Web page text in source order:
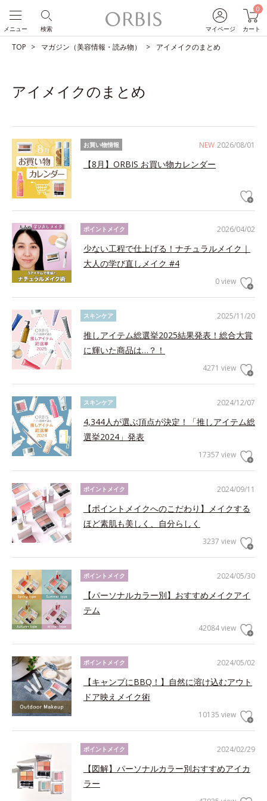
マイページ
0
カート
検索
メニュー
TOP マガジン（美容情報・読み物） アイメイクのまとめ
アイメイクのまとめ
NEW 2026/08/01
お買い物情報
【8月】ORBIS お買い物カレンダー
2026/04/02
ポイントメイク
少ない工程で仕上げる！ナチュラルメイク｜
大人の学び直しメイク #4
0 view
2025/11/20
スキンケア
推しアイテム総選挙2025結果発表！総合大賞
に輝いた商品は…？！
4271 view
2024/12/07
スキンケア
4,344人が選ぶ頂点が決定！「推しアイテム総
選挙2024」発表
17357 view
2024/09/11
ポイントメイク
【ポイントメイクへのこだわり】メイクする
ほど素肌も美しく、自分らしく
3237 view
2024/05/30
ポイントメイク
【パーソナルカラー別】おすすめメイクアイ
テム
42084 view
2024/05/02
ポイントメイク
【キャンプにBBQ！】自然に溶け込むアウト
ドア映えメイク術
10135 view
2024/02/29
ポイントメイク
【図解】パーソナルカラー別おすすめアイカ
ラー